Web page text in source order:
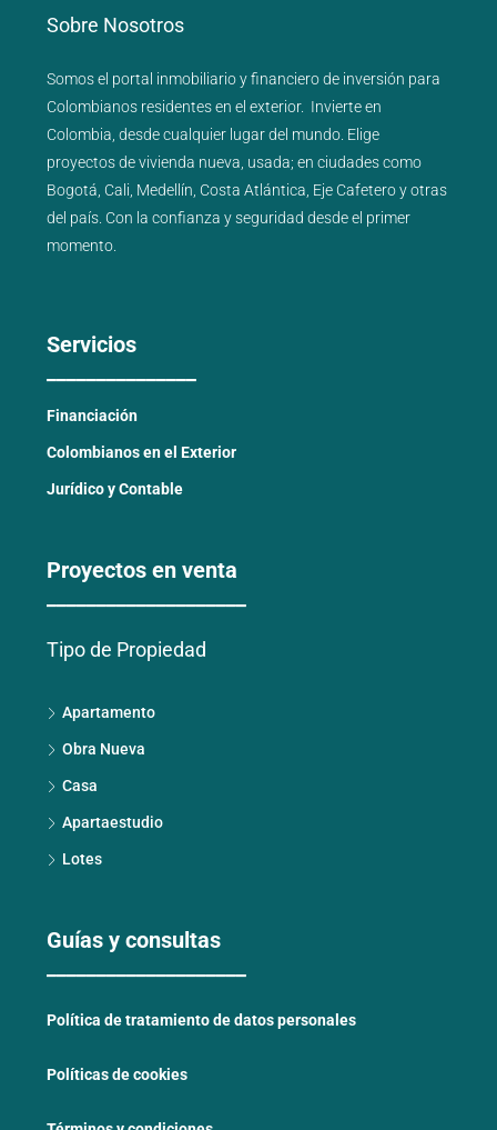
Sobre Nosotros
Somos el portal inmobiliarioyfinancierode inversión para
Colombianos residentes en el exterior. Invierte en
Colombia, desde cualquier lugar del mundo. Elige
proyectos devivienda nueva, usada; en ciudades como
Bogotá, Cali, Medellín, Costa Atlántica, Eje Cafeteroyotras
del país. Con la confianza y seguridad desde el primer
momento.
Servicios
Financiación
Colombianos en el Exterior
Jurídico y Contable
Proyectos en venta
Tipo de Propiedad
Apartamento
Obra Nueva
Casa
Apartaestudio
Lotes
Guías y consultas
Política de tratamiento de datos personales
Políticas de cookies